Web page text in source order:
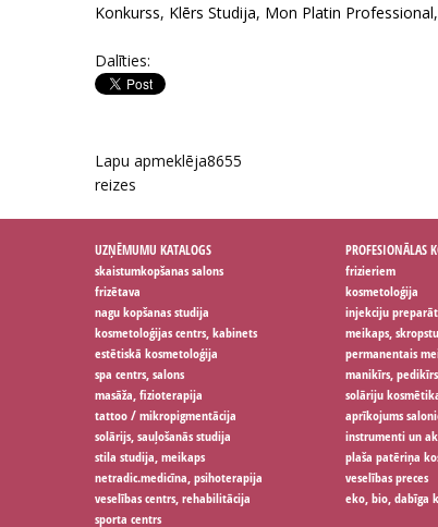
Konkurss, Klērs Studija, Mon Platin Professional,
Dalīties:
Lapu apmeklēja8655
reizes
UZŅĒMUMU KATALOGS
skaistumkopšanas salons
frizētava
nagu kopšanas studija
kosmetoloģijas centrs, kabinets
estētiskā kosmetoloģija
spa centrs, salons
masāža, fizioterapija
tattoo / mikropigmentācija
solārijs, sauļošanās studija
stila studija, meikaps
netradic.medicīna, psihoterapija
veselības centrs, rehabilitācija
sporta centrs
PROFESIONĀLAS
frizieriem
kosmetoloģija
injekciju
meikaps,
permanentais
manikīrs, pedikīrs
solāriju
aprīkojums
instrumenti un
plaša patēriņa
veselības preces
eko, bio, dabīga